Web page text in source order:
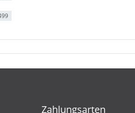
Zahlungsarten